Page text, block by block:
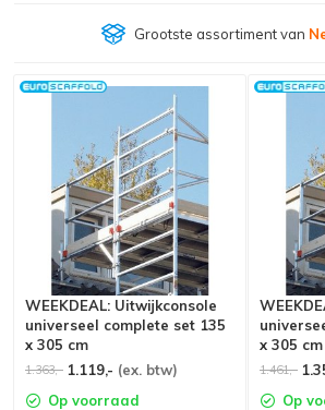
Grootste assortiment van
WEEKDEAL: Uitwijkconsole
universeel complete set 135
x 305 cm
1.363,- 1.119,- (ex. btw)
Op voorraad
x 305
1.461,-
Op